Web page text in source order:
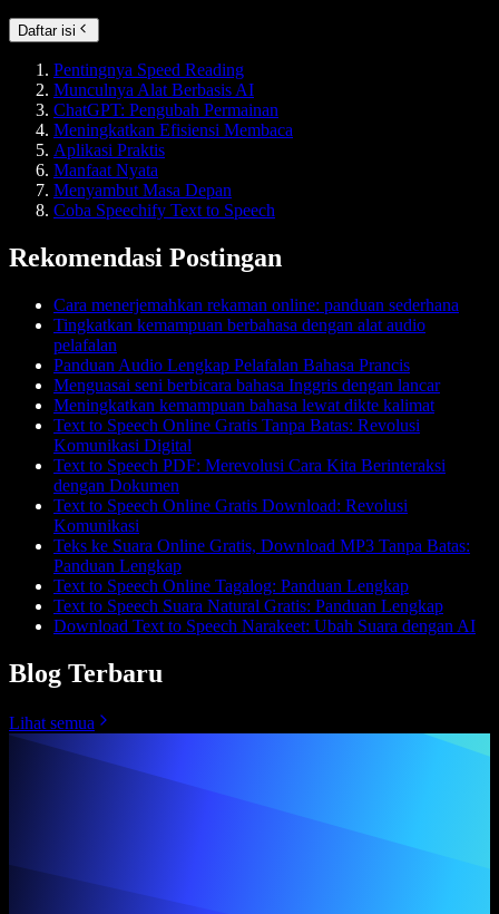
Daftar isi
Pentingnya Speed Reading
Munculnya Alat Berbasis AI
ChatGPT: Pengubah Permainan
Meningkatkan Efisiensi Membaca
Aplikasi Praktis
Manfaat Nyata
Menyambut Masa Depan
Coba Speechify Text to Speech
Rekomendasi Postingan
Cara menerjemahkan rekaman online: panduan sederhana
Tingkatkan kemampuan berbahasa dengan alat audio
pelafalan
Panduan Audio Lengkap Pelafalan Bahasa Prancis
Menguasai seni berbicara bahasa Inggris dengan lancar
Meningkatkan kemampuan bahasa lewat dikte kalimat
Text to Speech Online Gratis Tanpa Batas: Revolusi
Komunikasi Digital
Text to Speech PDF: Merevolusi Cara Kita Berinteraksi
dengan Dokumen
Text to Speech Online Gratis Download: Revolusi
Komunikasi
Teks ke Suara Online Gratis, Download MP3 Tanpa Batas:
Panduan Lengkap
Text to Speech Online Tagalog: Panduan Lengkap
Text to Speech Suara Natural Gratis: Panduan Lengkap
Download Text to Speech Narakeet: Ubah Suara dengan AI
Blog Terbaru
Lihat semua